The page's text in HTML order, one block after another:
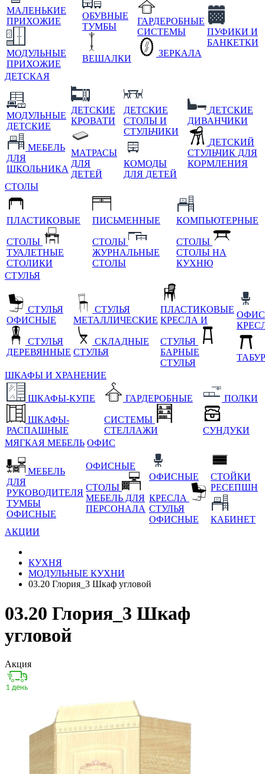
МАЛЕНЬКИЕ
ПРИХОЖИЕ
МОДУЛЬНЫЕ
ПРИХОЖИЕ
ОБУВНЫЕ
ТУМБЫ
ВЕШАЛКИ
ГАРДЕРОБНЫЕ
СИСТЕМЫ
ЗЕРКАЛА
ПУФИКИ И
БАНКЕТКИ
ДЕТСКАЯ
МОДУЛЬНЫЕ
ДЕТСКИЕ
МЕБЕЛЬ
ДЛЯ
ШКОЛЬНИКА
ДЕТСКИЕ
КРОВАТИ
МАТРАСЫ
ДЛЯ
ДЕТЕЙ
ДЕТСКИЕ
СТОЛЫ И
СТУЛЬЧИКИ
КОМОДЫ
ДЛЯ ДЕТЕЙ
ДЕТСКИЕ
ДИВАНЧИКИ
ДЕТСКИЙ
СТУЛЬЧИК ДЛЯ
КОРМЛЕНИЯ
СТОЛЫ
ПЛАСТИКОВЫЕ
СТОЛЫ
ТУАЛЕТНЫЕ
СТОЛИКИ
ПИСЬМЕННЫЕ
СТОЛЫ
ЖУРНАЛЬНЫЕ
СТОЛЫ
КОМПЬЮТЕРНЫЕ
СТОЛЫ
СТОЛЫ НА
КУХНЮ
СТУЛЬЯ
СТУЛЬЯ
ОФИСНЫЕ
СТУЛЬЯ
ДЕРЕВЯННЫЕ
СТУЛЬЯ
МЕТАЛЛИЧЕСКИЕ
СКЛАДНЫЕ
СТУЛЬЯ
ПЛАСТИКОВЫЕ
КРЕСЛА И
СТУЛЬЯ
БАРНЫЕ
СТУЛЬЯ
ШКАФЫ И ХРАНЕНИЕ
ШКАФЫ-КУПЕ
ШКАФЫ-
РАСПАШНЫЕ
ГАРДЕРОБНЫЕ
СИСТЕМЫ
СТЕЛЛАЖИ
ПОЛКИ
СУНДУКИ
МЯГКАЯ МЕБЕЛЬ ОФИС
МЕБЕЛЬ
ДЛЯ
РУКОВОДИТЕЛЯ
ТУМБЫ
ОФИСНЫЕ
ОФИСНЫЕ
СТОЛЫ
МЕБЕЛЬ ДЛЯ
ПЕРСОНАЛА
ОФИСНЫЕ
КРЕСЛА
СТУЛЬЯ
ОФИСНЫЕ
СТОЙКИ
РЕСЕПШН
КАБИНЕТ
АКЦИИ
КУХНЯ
МОДУЛЬНЫЕ КУХНИ
03.20 Глория_3 Шкаф угловой
03.20 Глория_3 Шкаф
угловой
Акция